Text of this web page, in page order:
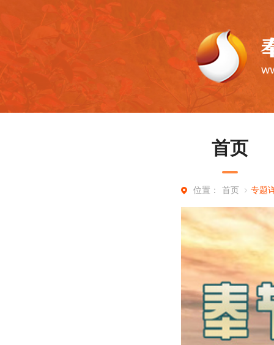
首页
位置： 首页 专题